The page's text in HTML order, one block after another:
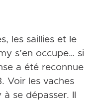
les saillies et le
s’en occupe… si
a été reconnue
Voir les vaches
se dépasser. Il